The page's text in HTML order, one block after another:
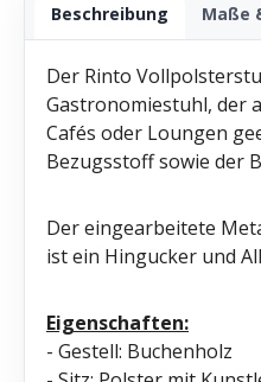
Beschreibung Maße
Der Rinto
Gastronomiestuhl, der
Cafés oder Loungen
Bezugsstoff sowie der
Der eingearbeitete
ist ein Hingucker und
Eigenschaften:
- Gestell: Buchenholz